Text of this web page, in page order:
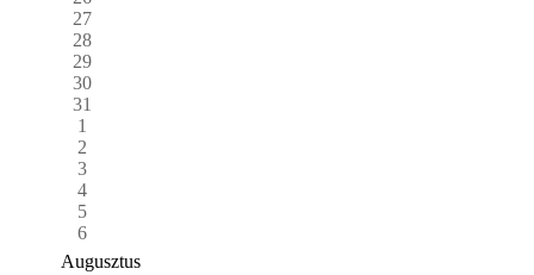
27
28
29
30
31
1
2
3
4
5
6
Augusztus